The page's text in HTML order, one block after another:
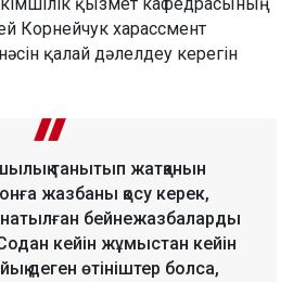
қызмет кафедрасының
Корнейчук харассмент
қалай дәлелдеу керегін
танытып жатқанын
жазбаны қосу керек,
бейнежазбаларды
кейін жұмыстан кейін
деген өтініштер болса,